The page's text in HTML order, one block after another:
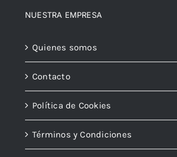
NUESTRA EMPRESA
Quienes somos
Contacto
Política de Cookies
Términos y Condiciones